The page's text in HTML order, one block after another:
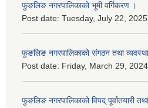
फुङलिङ नगरपालिकाको भूमी वर्गिकरण ।
Post date: Tuesday, July 22,
फुङलिङ नगरपालिकाको संगठन तथा
Post date: Friday, March 29,
फुङलिङ नगरपालिकाको विपद् पूर्वातयारी